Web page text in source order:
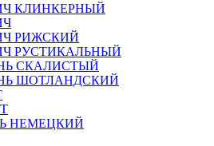
КЛИНКЕРНЫЙ
РИЖСКИЙ
РУСТИКАЛЬНЫЙ
СКАЛИСТЫЙ
ШОТЛАНДСКИЙ
НЕМЕЦКИЙ